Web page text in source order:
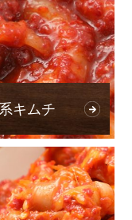
キムチ